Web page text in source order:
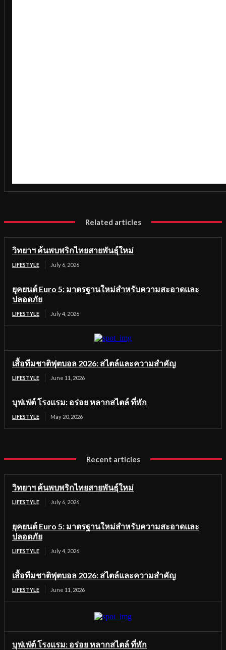
Related articles
วิทยาฯ ค้นพบพริกไทยสายพันธุ์ใหม่
LIFESTYLE July 6, 2026
ยุคยนต์ Euro 5: มาตรฐานใหม่สำหรับความสะอาดและ
ปลอดภัย
LIFESTYLE July 4, 2026
เสื้อทีมชาติฟุตบอล 2026: สไตล์และความสำคัญ
LIFESTYLE June 11, 2026
บุฟเฟ่ต์ โรงแรม: อร่อย หลากสไตล์ ที่พัก
LIFESTYLE May 20, 2026
Recent articles
วิทยาฯ ค้นพบพริกไทยสายพันธุ์ใหม่
LIFESTYLE July 6, 2026
ยุคยนต์ Euro 5: มาตรฐานใหม่สำหรับความสะอาดและ
ปลอดภัย
LIFESTYLE July 4, 2026
เสื้อทีมชาติฟุตบอล 2026: สไตล์และความสำคัญ
LIFESTYLE June 11, 2026
บุฟเฟ่ต์ โรงแรม: อร่อย หลากสไตล์ ที่พัก